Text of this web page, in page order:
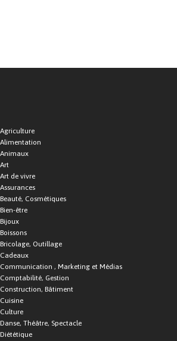
Agriculture
Alimentation
Animaux
Art
Art de vivre
Assurances
Beauté, Cosmétiques
Bien-être
Bijoux
Boissons
Bricolage, Outillage
Cadeaux
Communication , Marketing et Médias
Comptabilité, Gestion
Construction, Bâtiment
Cuisine
Culture
Danse, Théâtre, Spectacle
Diététique